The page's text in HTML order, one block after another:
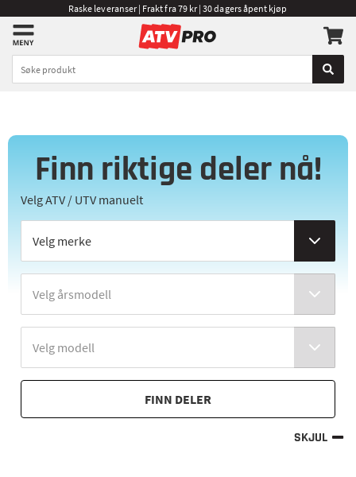
Raske leveranser | Frakt fra 79 kr | 30 dagers åpent kjøp
Finn riktige deler nå!
Velg ATV / UTV manuelt
FINN DELER
SKJUL